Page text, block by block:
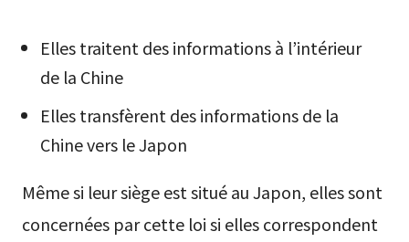
Elles traitent des informations à l’intérieur
de la Chine
Elles transfèrent des informations de la
Chine vers le Japon
Même si leur siège est situé au Japon, elles sont
concernées par cette loi si elles correspondent